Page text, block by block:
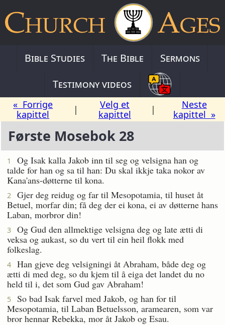
Bible Studies The Bible
Sermons
Testimony videos
« Forrige
kapittel
|
Velg et
kapittel
|
Neste
kapittel »
Første Mosebok 28
1
Og Isak kalla Jakob inn til seg og velsigna han og
talde for han og sa til han: Du skal ikkje taka nokor av
Kana'ans-døtterne til kona.
2
Gjer deg reidug og far til Mesopotamia, til huset åt
Betuel, morfar din; få deg der ei kona, ei av døtterne hans
Laban, morbror din!
3
Og Gud den allmektige velsigna deg og late ætti di
veksa og aukast, so du vert til ein heil flokk med
folkeslag.
4
Han gjeve deg velsigningi åt Abraham, både deg og
ætti di med deg, so du kjem til å eiga det landet du no
held til i, det som Gud gav Abraham!
5
So bad Isak farvel med Jakob, og han for til
Mesopotamia, til Laban Betuelsson, aramearen, som var
bror hennar Rebekka, mor åt Jakob og Esau.